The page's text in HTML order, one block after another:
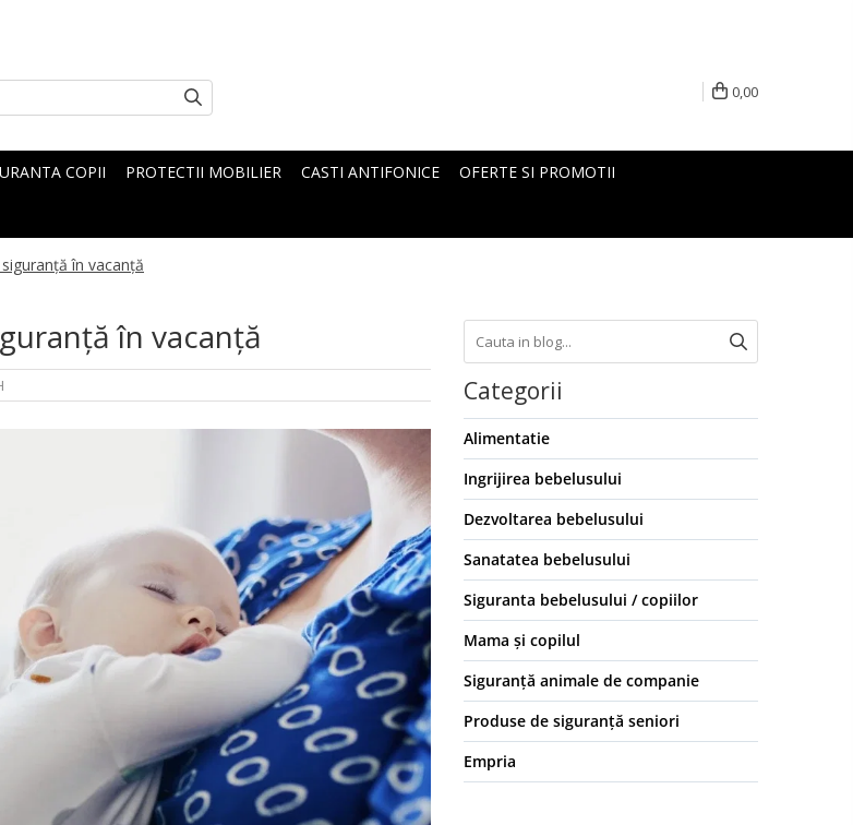
0,00
COPII PROTECTII MOBILIER CASTI ANTIFONICE OFERTE SI PROMOTII
în vacanță
în vacanță
Categorii
Alimentatie
Ingrijirea bebelusului
Dezvoltarea bebelusului
Sanatatea bebelusului
Siguranta bebelusului / copiilor
Mama și copilul
Siguranță animale de companie
Produse de siguranță seniori
Empria